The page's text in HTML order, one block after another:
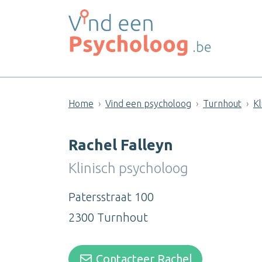
Home Vind een psycholoog Turnhout
Rachel Falleyn
Klinisch psycholoog
Patersstraat 100
2300 Turnhout
Contacteer Rachel